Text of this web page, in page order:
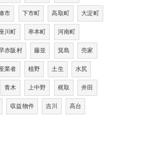
市 下市町 高取町
大淀町
川町 串本町
河南町
赤阪村 藤並 箕島
売家
業者 植野 土生
水尻
青木 上中野 梶取
井田
収益物件 吉川
高台